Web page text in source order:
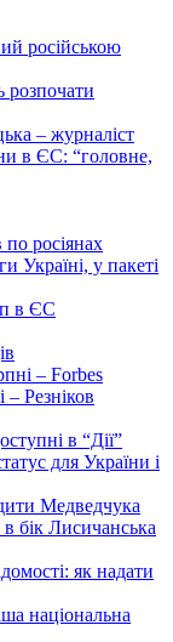
російською
розпочати
– журналіст
в ЄС: “головне,
по росіянах
Україні, у пакеті
в ЄС
– Forbes
Резніков
в “Дії”
для України і
Медведчука
бік Лисичанська
як надати
національна